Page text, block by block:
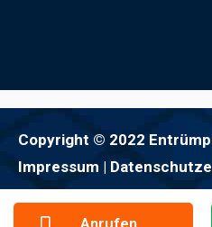
Copyright © 2022
Impressum |
Anrufen